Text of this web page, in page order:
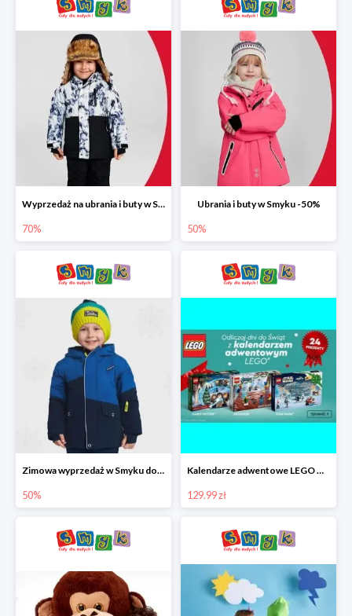
Wyprzedaż na ubrania i buty w Smyku do -70%
70%
Ubrania i buty w Smyku -50%
50%
Zimowa wyprzedaż w Smyku do -50%
50%
Kalendarze adwentowe LEGO w Smyku w super cenie
129.99 zł